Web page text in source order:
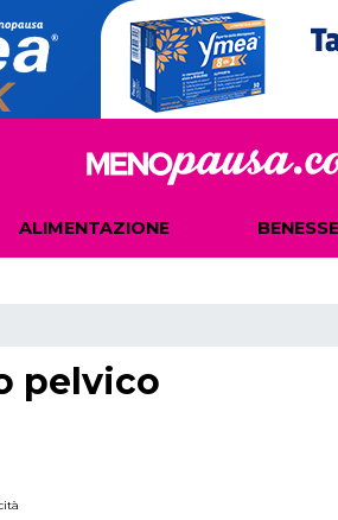
ALIMENTAZIONE
pelvico